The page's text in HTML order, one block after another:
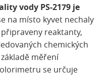
vody PS-2179 je
na místo kyvet nechaly
reaktanty,
chemických
měření
se určuje